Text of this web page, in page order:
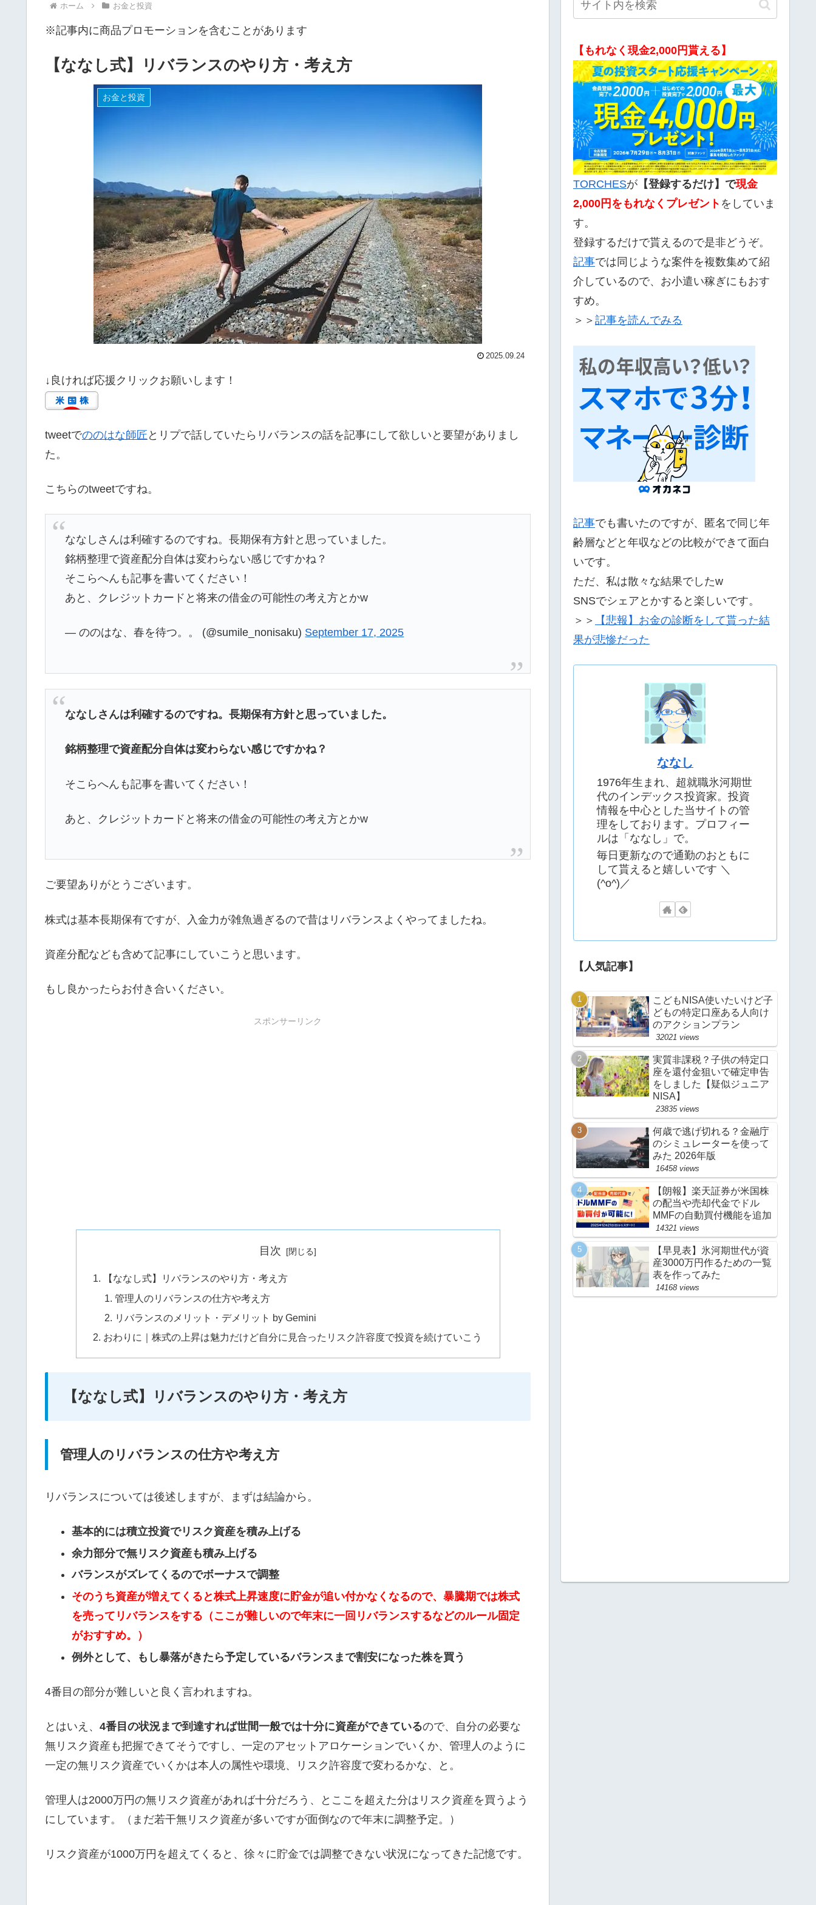
ホーム お金と投資
※記事内に商品プロモーションを含むことがあります
【ななし式】リバランスのやり方・考え方
お金と投資
2025.09.24
↓良ければ応援クリックお願いします！
tweetでののはな師匠 とリプで話していたらリバランスの話を記事にして欲しいと要望がありまし
た。
こちらのtweetですね。
ななしさんは利確するのですね。長期保有方針と思っていました。
銘柄整理で資産配分自体は変わらない感じですかね？
そこらへんも記事を書いてください！
あと、クレジットカードと将来の借金の可能性の考え方とかw
— ののはな、春を待つ。。 (@sumile_nonisaku) September 17, 2025
ななしさんは利確するのですね。長期保有方針と思っていました。
銘柄整理で資産配分自体は変わらない感じですかね？
そこらへんも記事を書いてください！
あと、クレジットカードと将来の借金の可能性の考え方とかw
ご要望ありがとうございます。
株式は基本長期保有ですが、入金力が雑魚過ぎるので昔はリバランスよくやってましたね。
資産分配なども含めて記事にしていこうと思います。
もし良かったらお付き合いください。
スポンサーリンク
目次
【ななし式】リバランスのやり方・考え方
管理人のリバランスの仕方や考え方
リバランスのメリット・デメリット by Gemini
おわりに｜株式の上昇は魅力だけど自分に見合ったリスク許容度で投資を続けていこう
【ななし式】リバランスのやり方・考え方
管理人のリバランスの仕方や考え方
リバランスについては後述しますが、まずは結論から。
基本的には積立投資でリスク資産を積み上げる
余力部分で無リスク資産も積み上げる
バランスがズレてくるのでボーナスで調整
そのうち資産が増えてくると株式上昇速度に貯金が追い付かなくなるので、暴騰期では株式
を売ってリバランスをする（ここが難しいので年末に一回リバランスするなどのルール固定
がおすすめ。）
例外として、もし暴落がきたら予定しているバランスまで割安になった株を買う
4番目の部分が難しいと良く言われますね。
とはいえ、 4番目の状況まで到達すれば世間一般では十分に資産ができているので、自分の必要な
無リスク資産も把握できてそうですし、一定のアセットアロケーションでいくか、管理人のように
一定の無リスク資産でいくかは本人の属性や環境、リスク許容度で変わるかな、と。
管理人は2000万円の無リスク資産があれば十分だろう、とここを超えた分はリスク資産を買うよう
にしています。（まだ若干無リスク資産が多いですが面倒なので年末に調整予定。）
リスク資産が1000万円を超えてくると、徐々に貯金では調整できない状況になってきた記憶です。
【もれなく現金2,000円貰える】
TORCHESが 【登録するだけ】で現金
2,000 円をもれなくプレゼント をしていま
す。
登録するだけで貰えるので是非どうぞ。
記事では同じような案件を複数集めて紹
介しているので、お小遣い稼ぎにもおす
すめ。
＞＞ 記事を読んでみる
記事でも書いたのですが、匿名で同じ年
齢層などと年収などの比較ができて面白
いです。
ただ、私は散々な結果でしたw
SNSでシェアとかすると楽しいです。
＞＞
【悲報】お金の診断をして貰った結
果が悲惨だった
ななし
1976年生まれ、超就職氷河期世
代のインデックス投資家。投資
情報を中心とした当サイトの管
理をしております。プロフィー
ルは「ななし」で。
毎日更新なので通勤のおともに
して貰えると嬉しいです ＼
(^o^)／
【人気記事】
こどもNISA使いたいけど子
どもの特定口座ある人向け
のアクションプラン
32021 views
実質非課税？子供の特定口
座を還付金狙いで確定申告
をしました【疑似ジュニア
NISA】
23835 views
何歳で逃げ切れる？金融庁
のシミュレーターを使って
みた 2026年版
16458 views
【朗報】楽天証券が米国株
の配当や売却代金でドル
MMFの自動買付機能を追加
14321 views
【早見表】氷河期世代が資
産3000万円作るための一覧
表を作ってみた
14168 views